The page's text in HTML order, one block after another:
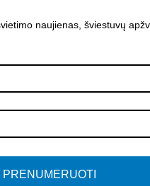
naujienas, šviestuvų
PRENUMERUOTI